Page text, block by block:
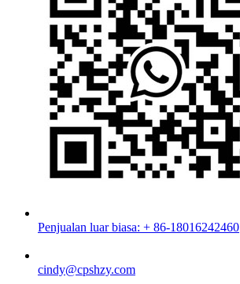
Penjualan luar biasa: + 86-18016242460
cindy@cpshzy.com